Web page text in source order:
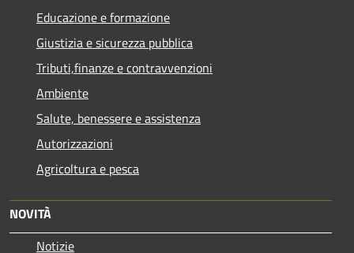
Educazione e formazione
Giustizia e sicurezza pubblica
Tributi,finanze e contravvenzioni
Ambiente
Salute, benessere e assistenza
Autorizzazioni
Agricoltura e pesca
NOVITÀ
Notizie